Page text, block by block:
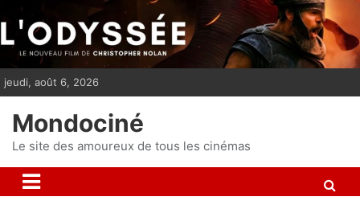
i
p
t
n
jeudi, août 6, 2026
Mondociné
Le site des amoureux de tous les cinémas